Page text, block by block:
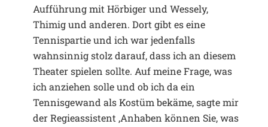
Aufführung mit Hörbiger und Wessely,
Thimig und anderen. Dort gibt es eine
Tennispartie und ich war jedenfalls
wahnsinnig stolz darauf, dass ich an diesem
Theater spielen sollte. Auf meine Frage, was
ich anziehen solle und ob ich da ein
Tennisgewand als Kostüm bekäme, sagte mir
der Regieassistent ‚Anhaben können Sie, was